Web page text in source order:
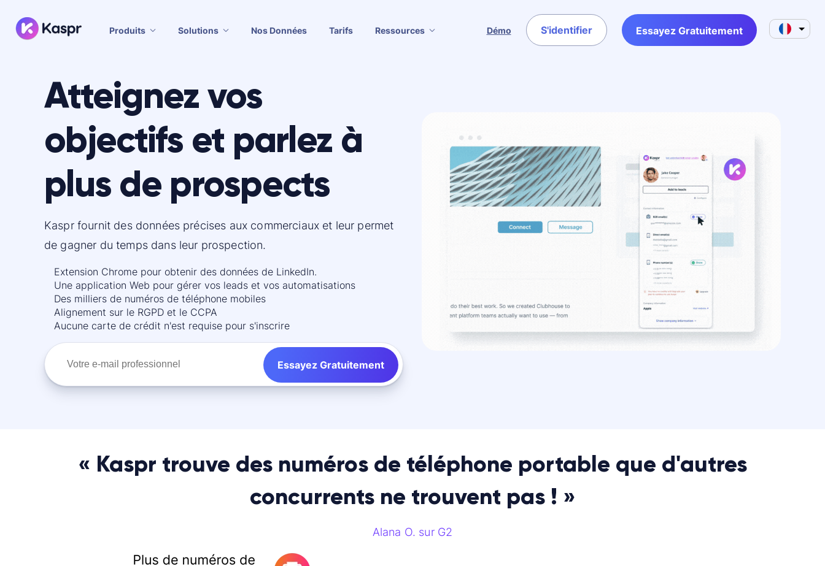
Produits Solutions Nos Données Tarifs Ressources Démo S'identifier Essayez Gratuitement
Atteignez vos
objectifs et parlez à
plus de prospects
Kaspr fournit des données précises aux commerciaux et leur permet
de gagner du temps dans leur prospection.
Extension Chrome pour obtenir des données de LinkedIn.
Une application Web pour gérer vos leads et vos automatisations
Des milliers de numéros de téléphone mobiles
Alignement sur le RGPD et le CCPA
Aucune carte de crédit n'est requise pour s'inscrire
Essayez Gratuitement
« Kaspr trouve des numéros de téléphone portable que d'autres
concurrents ne trouvent pas ! »
Alana O. sur G2